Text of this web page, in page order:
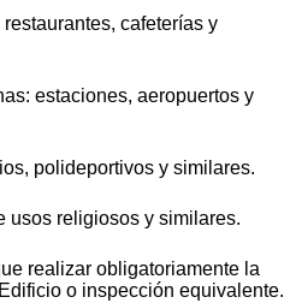
cafeterías y
estaciones, aeropuertos y
polideportivos y similares.
usos religiosos y similares.
realizar obligatoriamente la
o inspección equivalente.